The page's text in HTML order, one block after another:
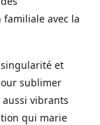
avec la
singularité et
sublimer
vibrants
qui marie